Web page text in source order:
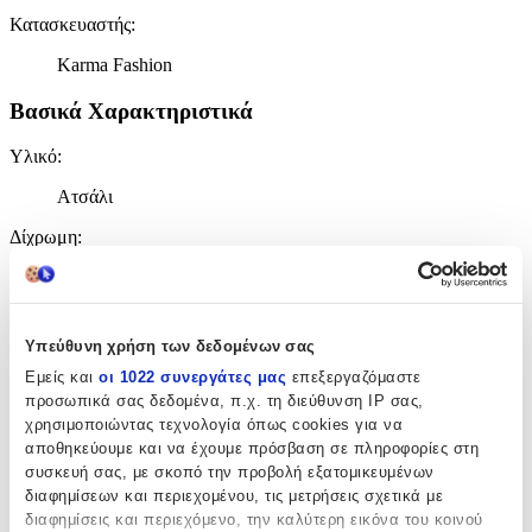
Υπεύθυνη χρήση των δεδομένων σας
Εμείς και οι 1022 συνεργάτες μας επεξεργαζόμαστε
προσωπικά σας δεδομένα, π.χ. τη διεύθυνση IP σας,
χρησιμοποιώντας τεχνολογία όπως cookies για να
αποθηκεύουμε και να έχουμε πρόσβαση σε πληροφορίες στη
συσκευή σας, με σκοπό την προβολή εξατομικευμένων
διαφημίσεων και περιεχομένου, τις μετρήσεις σχετικά με
διαφημίσεις και περιεχόμενο, την καλύτερη εικόνα του κοινού
Κατασκευαστής:
Karma Fashion
Βασικά Χαρακτηριστικά
Υλικό:
Ατσάλι
Δίχρωμη:
Όχι
Φύλο:
Άνδρας
Χρώμα Υλικού
Λευκό